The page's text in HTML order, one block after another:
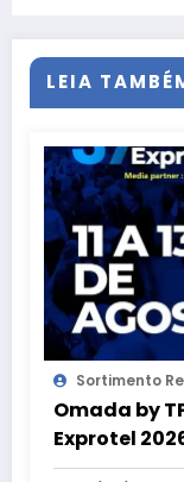
LEIA
Sortimento
Omada by
Exprotel